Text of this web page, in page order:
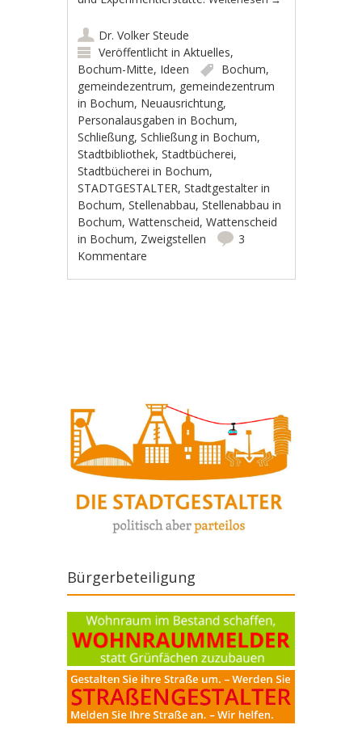
Dr. Volker Steude
Veröffentlicht inAktuelles,
Bochum-Mitte, Ideen Bochum,
gemeindezentrum, gemeindezentrum
in Bochum, Neuausrichtung,
Personalausgaben in Bochum,
Schließung,Schließung in Bochum,
Stadtbibliothek,Stadtbücherei,
Stadtbücherei in Bochum,
STADTGESTALTER,Stadtgestalter in
Bochum,Stellenabbau,Stellenabbau in
Bochum,Wattenscheid,Wattenscheid
in Bochum, Zweigstellen
3
Kommentare
Bürgerbeteiligung